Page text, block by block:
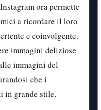
ora permette
a ricordare il loro
e coinvolgente.
immagini deliziose
immagini del
che i
in grande stile.